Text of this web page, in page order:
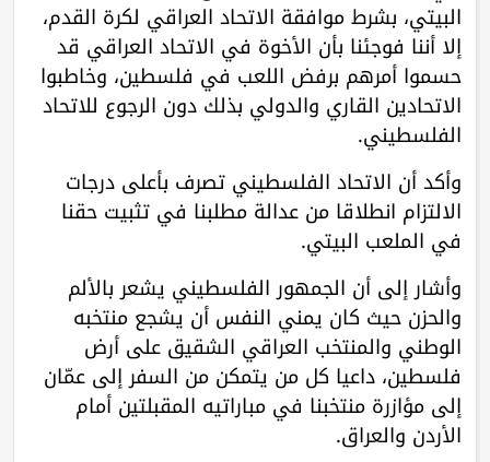
البيتي، بشرط موافقة الاتحاد العراقي لكرة القدم،
إلا أننا فوجئنا بأن الأخوة في الاتحاد العراقي قد
حسموا أمرهم برفض اللعب في فلسطين، وخاطبوا
الاتحادين القاري والدولي بذلك دون الرجوع للاتحاد
الفلسطيني.
وأكد أن الاتحاد الفلسطيني تصرف بأعلى درجات
الالتزام انطلاقا من عدالة مطلبنا في تثبيت حقنا
في الملعب البيتي.
وأشار إلى أن الجمهور الفلسطيني يشعر بالألم
والحزن حيث كان يمني النفس أن يشجع منتخبه
الوطني والمنتخب العراقي الشقيق على أرض
فلسطين، داعيا كل من يتمكن من السفر إلى عمّان
إلى مؤازرة منتخبنا في مباراتيه المقبلتين أمام
الأردن والعراق.